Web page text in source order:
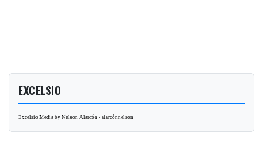
EXCELSIO
Excelsio Media by Nelson Alarcón - alarcónnelson